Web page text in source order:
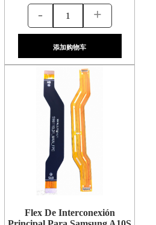
- +
添加购物车
Flex De Interconexión